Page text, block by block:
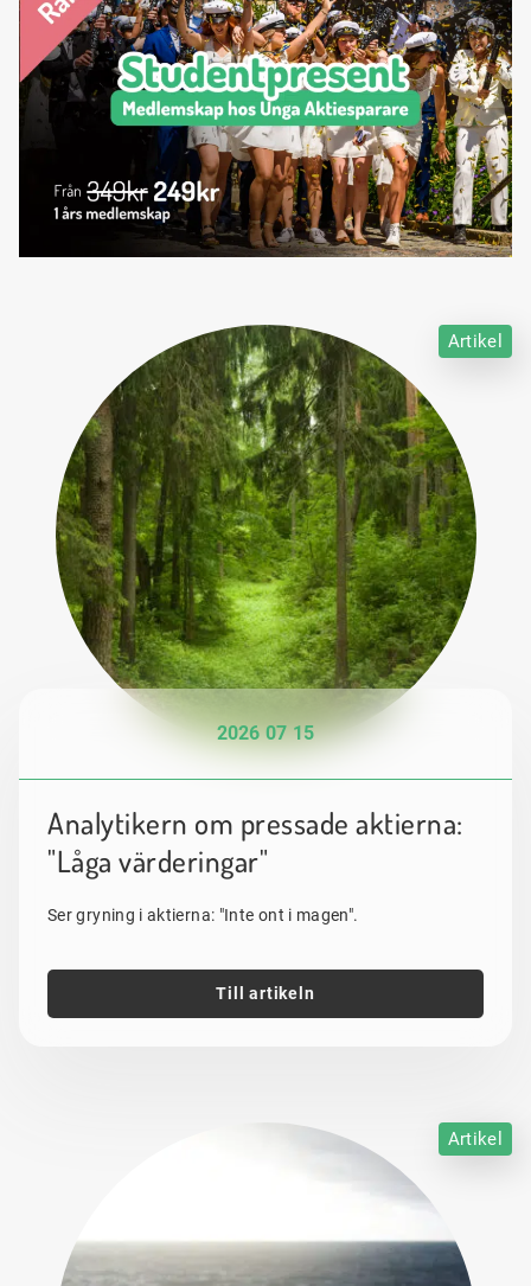
Artikel
2026 07 15
Analytikern om pressade aktierna:
"Låga värderingar"
Ser gryning i aktierna: "Inte ont i magen".
Till artikeln
Artikel